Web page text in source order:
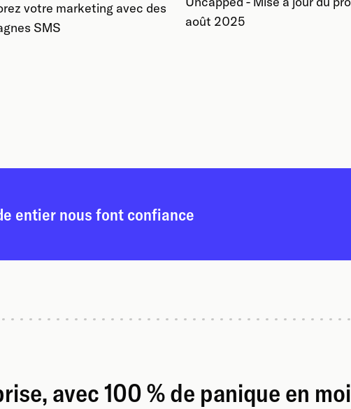
votre marketing avec des
SMS
août 2025
entier nous font confiance
avec 100 % de panique en